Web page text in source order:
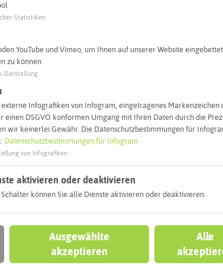
Leaflet|©OpenStreetMapcontributors |weitere Lizenzen
Statistiken
YouTube und Vimeo, um Ihnen auf unserer Website
zu können.
Darstellung
Infografiken von Infogram, eingetragenes Markenzeichen
einen DSGVO konformen Umgang mit Ihren Daten durch die
wir keinerlei Gewähr. Die Datenschutzbestimmungen für
Datenschutzbestimmungen für Infogram
von Infografiken
aktivieren oder deaktivieren
können Sie alle Dienste aktivieren oder deaktivieren.
Ausgewählte
akzeptieren
Alle